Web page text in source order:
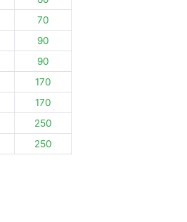
70
90
90
170
170
250
250